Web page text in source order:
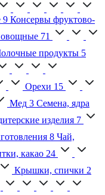
9 Консервы фруктово-
71
продукты 5
Орехи 15
Мед 3 Семена, ядра
изделия 7
8 Чай,
какао 24
Крышки, спички 2